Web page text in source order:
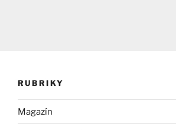
RUBRIKY
Magazín